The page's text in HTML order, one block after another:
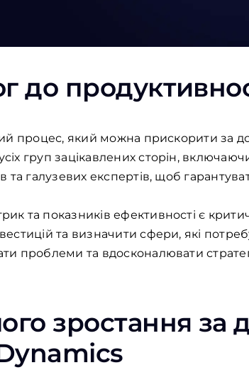
до
процес, який можна прискорити за
груп зацікавлених сторін,
та галузевих експертів, щоб
та показників ефективності є
та визначити сфери, які
проблеми та вдосконалювати
зростання за